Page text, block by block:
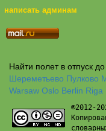
написать админам
Найти полет в отпуск
Шереметьево Пулково
Warsaw Oslo Berlin Riga
©2012-